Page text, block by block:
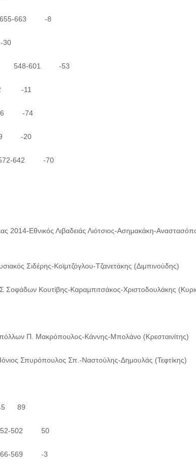
655-663 -8
11 548-601 -53
-11
656 -74
-20
642 -70
2014-Εθνικός Λιβαδειάς Λιότσιος-Ασημακάκη-
Σιδέρης-Κοϊμτζόγλου-Τζανετάκης (Διμπινούδης)
Κουτίβης-Καραμπιτσάκος-Χριστοδουλάκης
Π. Μακρόπουλος-Κάννης-Μπολάνο (Κρεσταινίτης)
Σπυρόπουλος Σπ.-Ναστούλης-Δημουλάς (Τεφτίκης)
89
502 50
566-569 -3